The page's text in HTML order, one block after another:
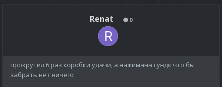
Renat 0
прокрутил 6 раз коробки удачи, а нажимана сундк что бы
забрать нет ничего